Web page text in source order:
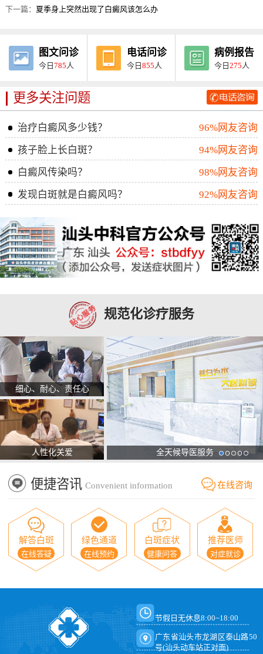
下一篇： 夏季身上突然出现了白癜风该怎么办
图文问诊
今日785 人
电话问诊
今日855 人
病例报告
今日275 人
更多关注问题
治疗白癜风多少钱？
96%网友咨询
孩子脸上长白斑？
94%网友咨询
白癜风传染吗？
98%网友咨询
发现白斑就是白癜风吗？
92%网友咨询
规范化诊疗服务
细心、耐心、责任心
人性化关爱 全天候导医服务
便捷咨讯 Convenient information 在线咨询
解答白斑
在线答疑
绿色通道
在线预约
白斑症状
健康问答
推荐医师
对症就诊
节假日无休息8:00~18:00
广东省汕头市龙湖区泰山路50
号(汕头动车站正对面)